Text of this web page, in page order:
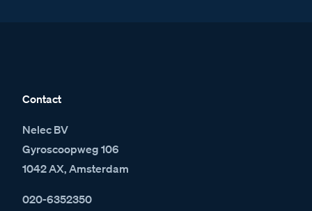
Contact
Nelec BV
Gyroscoopweg 106
1042 AX, Amsterdam
020-6352350